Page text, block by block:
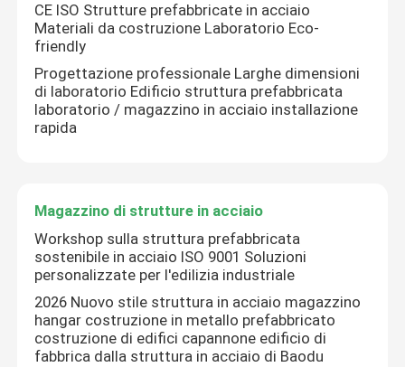
CE ISO Strutture prefabbricate in acciaio
Materiali da costruzione Laboratorio Eco-
friendly
Progettazione professionale Larghe dimensioni
di laboratorio Edificio struttura prefabbricata
laboratorio / magazzino in acciaio installazione
rapida
Magazzino di strutture in acciaio
Workshop sulla struttura prefabbricata
sostenibile in acciaio ISO 9001 Soluzioni
personalizzate per l'edilizia industriale
2026 Nuovo stile struttura in acciaio magazzino
hangar costruzione in metallo prefabbricato
costruzione di edifici capannone edificio di
fabbrica dalla struttura in acciaio di Baodu